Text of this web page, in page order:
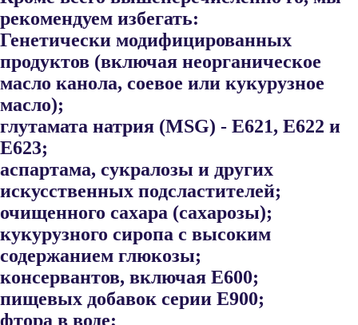
рекомендуем избегать:
Генетически модифицированных
продуктов (включая неорганиче​ское
масло канола, соевое или кукурузное
масло);
глутамата натрия (MSG) - Е621, Е622 и
Е623;
аспартама, сукралозы и других
искусственных подсластителей;
очищенного сахара (сахарозы);
кукурузного сиропа с высоким
содержанием глюкозы;
консервантов, включая Е600;
пищевых добавок серии Е900;
фтора в воде;